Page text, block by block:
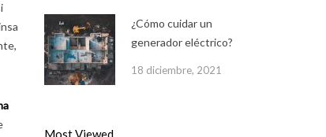
¿Cómo cuidar un
generador eléctrico?
18 diciembre, 2021
Most Viewed